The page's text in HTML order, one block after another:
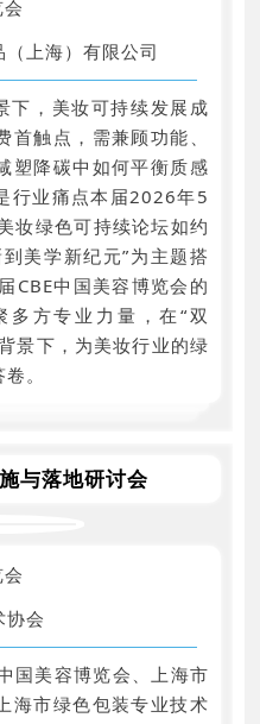
上海）有限公司
下，美妆可持续发展成
触点，需兼顾功能、
塑降碳中如何平衡质感
行业痛点本届2026年5
妆绿色可持续论坛如约
美学新纪元”为主题搭
CBE中国美容博览会的
方专业力量，在“双
景下，为美妆行业的绿
。
与落地研讨会
协会
国美容博览会、上海市
海市绿色包装专业技术